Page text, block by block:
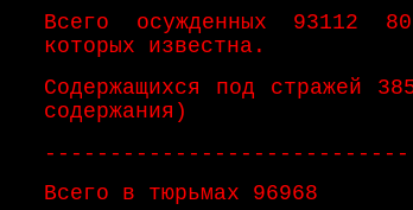
Всего осужденных 93112
которых известна.
Содержащихся под стражей
содержания)
----------------------------
Всего в тюрьмах 96968